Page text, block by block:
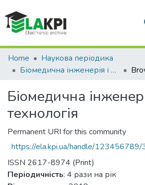
Communities & Collections
All of DSpace
Home
Наукова періодика
Біомедична інженерія і технологія
Біомедична
технологія
Permanent URI for this community
https://ela.kpi.ua/handle/
ISSN 2617-8974 (Print)
Періодичність: 4 рази на рік